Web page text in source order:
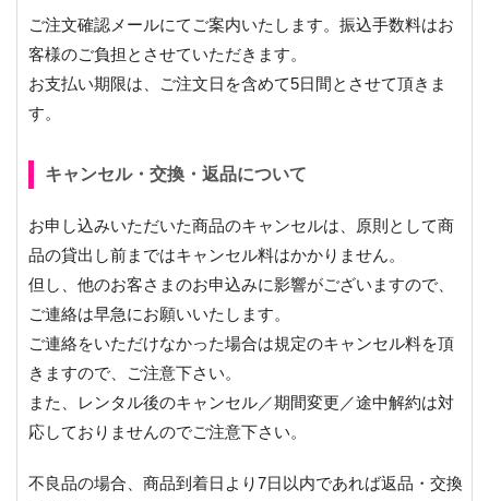
ご注文確認メールにてご案内いたします。振込手数料はお
客様のご負担とさせていただきます。
お支払い期限は、ご注文日を含めて5日間とさせて頂きま
す。
キャンセル・交換・返品について
お申し込みいただいた商品のキャンセルは、原則として商
品の貸出し前まではキャンセル料はかかりません。
但し、他のお客さまのお申込みに影響がございますので、
ご連絡は早急にお願いいたします。
ご連絡をいただけなかった場合は規定のキャンセル料を頂
きますので、ご注意下さい。
また、レンタル後のキャンセル／期間変更／途中解約は対
応しておりませんのでご注意下さい。
不良品の場合、商品到着日より7日以内であれば返品・交換